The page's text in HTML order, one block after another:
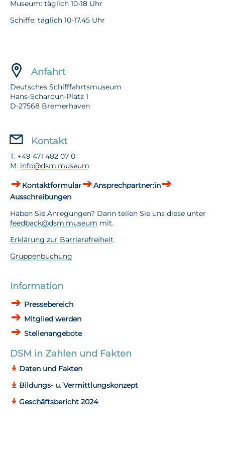
Museum: täglich 10-18 Uhr
Schiffe: täglich 10-17.45 Uhr
Anfahrt
Deutsches Schifffahrtsmuseum
Hans-Scharoun-Platz 1
D-27568 Bremerhaven
Kontakt
T. +49 471 482 07 0
M. info@dsm.museum
Kontaktformular
Ansprechpartner:in
Ausschreibungen
Haben Sie Anregungen? Dann teilen Sie uns diese unter
feedback@dsm.museum mit.
Erklärung zur Barrierefreiheit
Gruppenbuchung
Information
Pressebereich
Mitglied werden
Stellenangebote
DSM in Zahlen und Fakten
Daten und Fakten
Bildungs- u. Vermittlungskonzept
Geschäftsbericht 2024